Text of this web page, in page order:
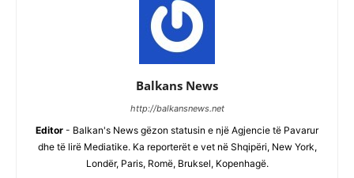
Balkans News
http://balkansnews.net
Editor - Balkan's News gëzon statusin e një Agjencie të Pavarur
dhe të lirë Mediatike. Ka reporterët e vet në Shqipëri, New York,
Londër, Paris, Romë, Bruksel, Kopenhagë.